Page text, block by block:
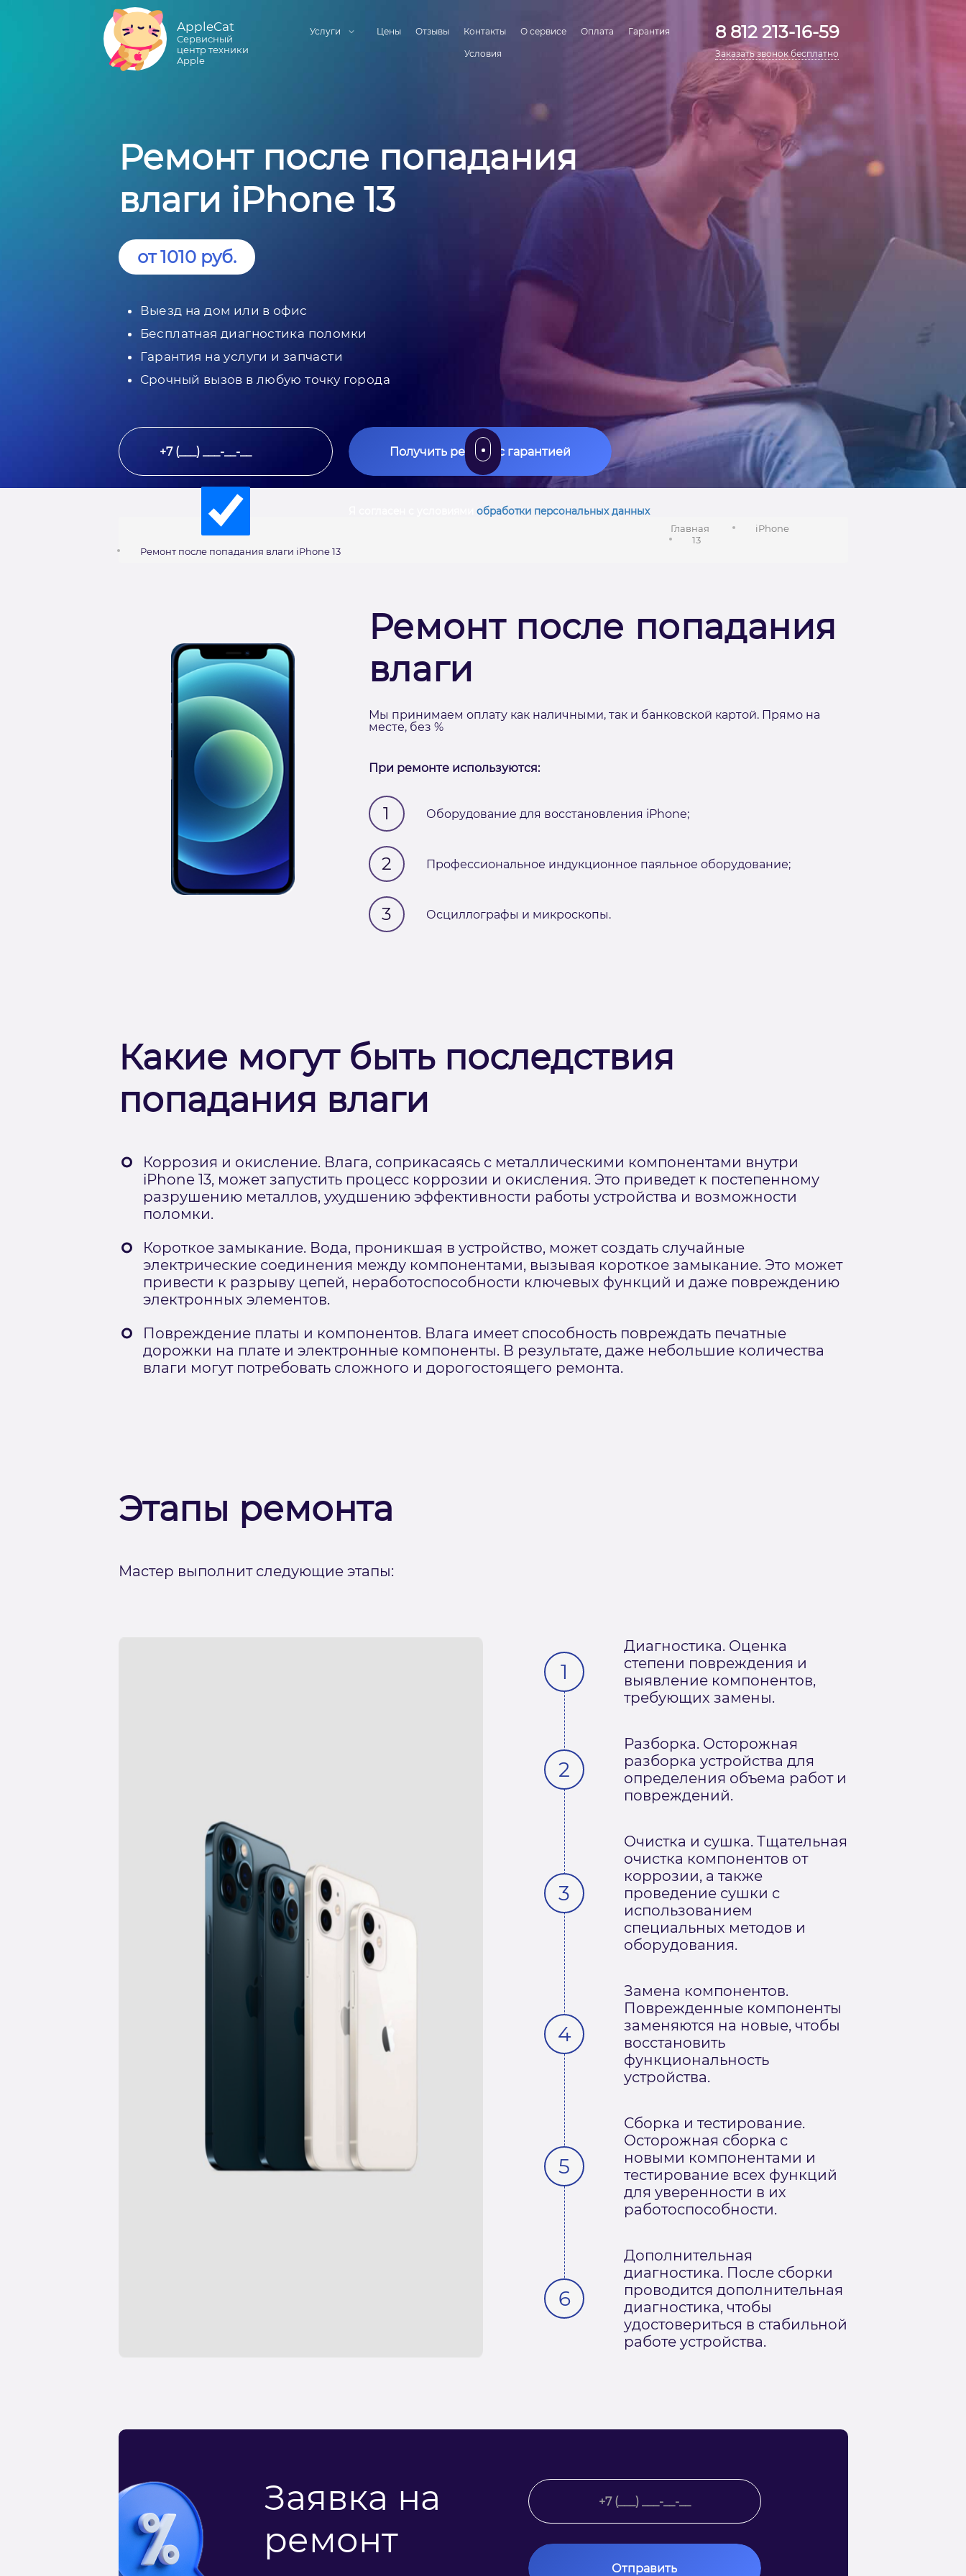
AppleCat
Сервисный
центр техники
Apple
Услуги Цены Отзывы Контакты О сервисе Оплата Гарантия
Условия
8 812 213-16-59
Заказать звонок бесплатно
Ремонт после попадания
влаги iPhone 13
от 1010 руб.
Выезд на дом или в офис
Бесплатная диагностика поломки
Гарантия на услуги и запчасти
Срочный вызов в любую точку города
Получить ремонт с гарантией
обработки персональных данных
Главная
iPhone
13
Ремонт после попадания влаги iPhone 13
Ремонт после попадания
влаги
Мы принимаем оплату как наличными, так и банковской картой. Прямо на
месте, без %
При ремонте используются:
1 Оборудование для восстановления iPhone;
2 Профессиональное индукционное паяльное оборудование;
3 Осциллографы и микроскопы.
Какие могут быть последствия
попадания влаги
Коррозия и окисление. Влага, соприкасаясь с металлическими компонентами внутри
iPhone 13, может запустить процесс коррозии и окисления. Это приведет к постепенному
разрушению металлов, ухудшению эффективности работы устройства и возможности
поломки.
Короткое замыкание. Вода, проникшая в устройство, может создать случайные
электрические соединения между компонентами, вызывая короткое замыкание. Это может
привести к разрыву цепей, неработоспособности ключевых функций и даже повреждению
электронных элементов.
Повреждение платы и компонентов. Влага имеет способность повреждать печатные
дорожки на плате и электронные компоненты. В результате, даже небольшие количества
влаги могут потребовать сложного и дорогостоящего ремонта.
Этапы ремонта
Мастер выполнит следующие этапы:
Диагностика. Оценка
степени повреждения и
выявление компонентов,
требующих замены.
Разборка. Осторожная
разборка устройства для
определения объема работ и
повреждений.
Очистка и сушка. Тщательная
очистка компонентов от
коррозии, а также
проведение сушки с
использованием
специальных методов и
оборудования.
Замена компонентов.
Поврежденные компоненты
заменяются на новые, чтобы
восстановить
функциональность
устройства.
Сборка и тестирование.
Осторожная сборка с
новыми компонентами и
тестирование всех функций
для уверенности в их
работоспособности.
Дополнительная
диагностика. После сборки
проводится дополнительная
диагностика, чтобы
удостовериться в стабильной
работе устройства.
Заявка на
ремонт
Отправить